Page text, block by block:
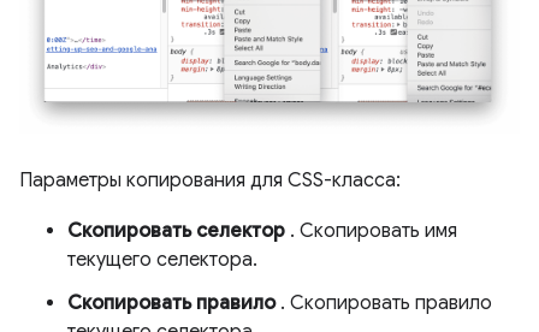
Параметры копирования для CSS-класса:
Скопировать селектор . Скопировать имя
текущего селектора.
Скопировать правило. Скопировать правило